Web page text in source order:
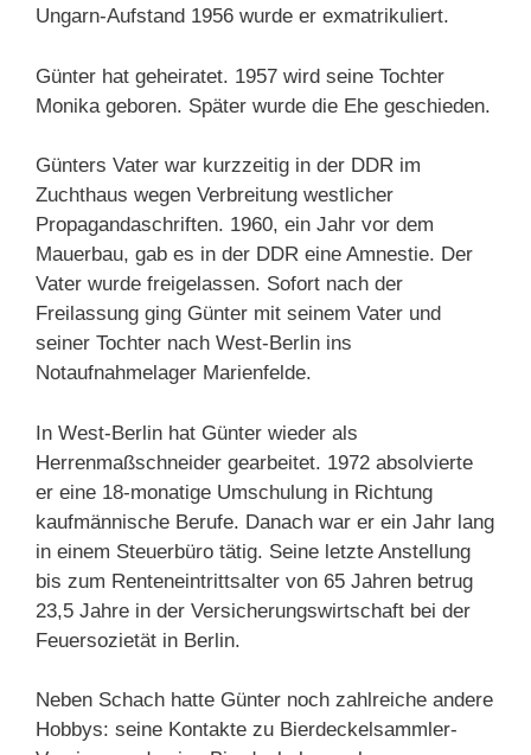
Ungarn-Aufstand 1956 wurde er exmatrikuliert.
Günter hat geheiratet. 1957 wird seine Tochter
Monika geboren. Später wurde die Ehe geschieden.
Günters Vater war kurzzeitig in der DDR im
Zuchthaus wegen Verbreitung westlicher
Propagandaschriften. 1960, ein Jahr vor dem
Mauerbau, gab es in der DDR eine Amnestie. Der
Vater wurde freigelassen. Sofort nach der
Freilassung ging Günter mit seinem Vater und
seiner Tochter nach West-Berlin ins
Notaufnahmelager Marienfelde.
In West-Berlin hat Günter wieder als
Herrenmaßschneider gearbeitet. 1972 absolvierte
er eine 18-monatige Umschulung in Richtung
kaufmännische Berufe. Danach war er ein Jahr lang
in einem Steuerbüro tätig. Seine letzte Anstellung
bis zum Renteneintrittsalter von 65 Jahren betrug
23,5 Jahre in der Versicherungswirtschaft bei der
Feuersozietät in Berlin.
Neben Schach hatte Günter noch zahlreiche andere
Hobbys: seine Kontakte zu Bierdeckelsammler-